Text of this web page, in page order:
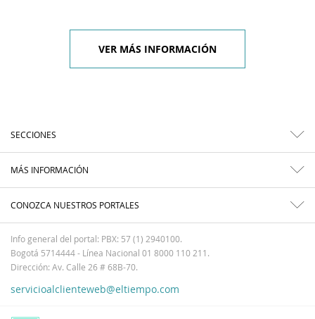
VER MÁS INFORMACIÓN
SECCIONES
MÁS INFORMACIÓN
CONOZCA NUESTROS PORTALES
Info general del portal: PBX: 57 (1) 2940100.
Bogotá 5714444 - Línea Nacional 01 8000 110 211.
Dirección: Av. Calle 26 # 68B-70.
servicioalclienteweb@eltiempo.com